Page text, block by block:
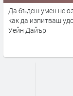
Да бъдеш умен не
как да изпитваш
Уейн Дайър